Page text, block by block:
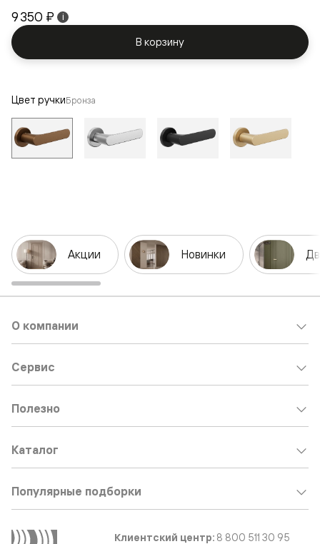
9 350 ₽ i
В корзину
Цвет ручкиБронза
Акции Новинки
О компании
Сервис
Полезно
Каталог
Популярные подборки
Клиентский центр: 8 800 511 30 95